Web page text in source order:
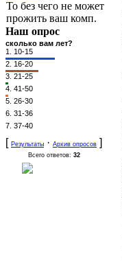
То без чего не может
прожить ваш комп.
Наш опрос
сколько вам лет?
1. 10-15
2. 16-20
3. 21-25
4. 41-50
5. 26-30
6. 31-36
7. 37-40
[ Результаты · Архив опросов ]
Всего ответов: 32